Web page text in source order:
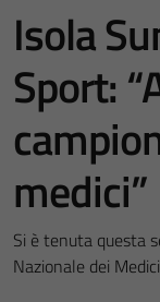
Isola
Sport:
medici”
Si è tenuta questa
Nazionale dei